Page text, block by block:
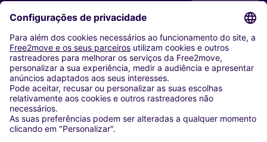
NOSSAS CIDADES
Washington DC
Milan
Rome
Turin
Vienna
Berlin
Cologne
Dusseldorf
Frankfurt